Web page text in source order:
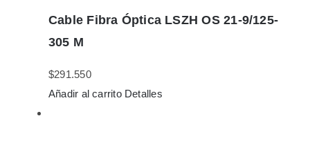
Cable Fibra Óptica LSZH OS 21-9/125-
305 M
$291.550
Añadir al carrito Detalles